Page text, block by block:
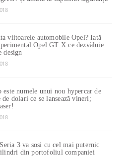
viitoarele automobile Opel? Iată
Opel GT X ce dezvăluie
design
numele unui nou hypercar de
dolari ce se lansează vineri;
3 va sosi cu cel mai puternic
din portofoliul companiei